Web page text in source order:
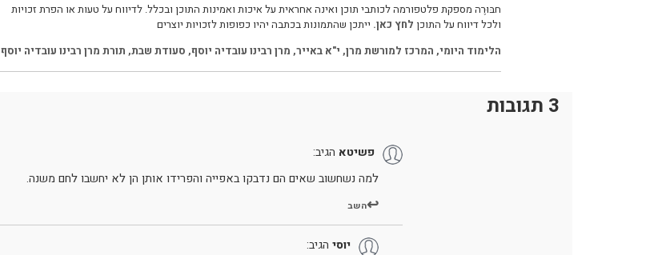
חבּוּרֶה מספקת פלטפורמה לכותבי תוכן ואינה אחראית על איכות ואמינות התוכן ובכלל. לדיווח על טעות או הפרת זכויות
ולכל דיווח על התוכן לחץ כאן. ייתכן שהתמונות בכתבה יהיו כפופות לזכויות יוצרים
הלימוד היומי, המרכז למורשת מרן, י"א באייר, מרן רבינו עובדיה יוסף, סעודת שבת, תורת מרן רבינו עובדיה יוסף
3 תגובות
פשיטא הגיב:
למה נשחשוב שאים הם נדבקו באפייה והפרידו אותן הן לא יחשבו לחם משנה.
השב
יוסי הגיב: